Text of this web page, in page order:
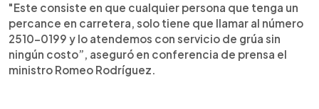
"Este consiste en que cualquier persona que tenga un
percance en carretera, solo tiene que llamar al número
2510-0199 y lo atendemos con servicio de grúa sin
ningún costo”, aseguró en conferencia de prensa el
ministro Romeo Rodríguez.